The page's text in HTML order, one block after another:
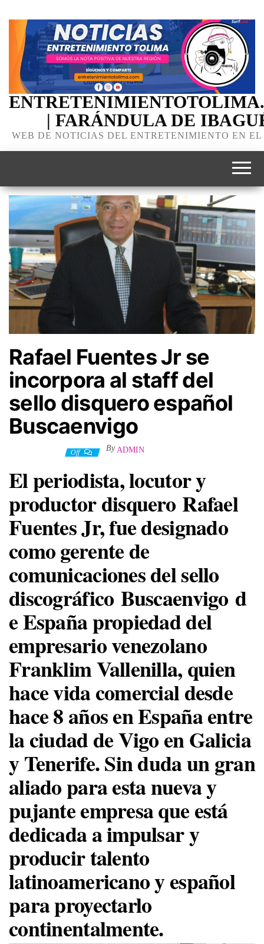
| FARÁNDULA DE
WEB DE NOTICIAS DEL ENTRETENIMIENTO EN
Rafael Fuentes Jr se
incorpora al staff del
sello disquero español
Buscaenvigo
Off By ADMIN
El periodista, locutor y
productor disquero Rafael
Fuentes Jr, fue designado
como gerente de
comunicaciones del sello
discográfico Buscaenvigod
e España propiedad del
empresario venezolano
Franklim Vallenilla, quien
hace vida comercial desde
hace 8 años en España entre
la ciudad de Vigo en Galicia
y Tenerife. Sin duda un gran
aliado para esta nueva y
pujante empresa que está
dedicada a impulsar y
producir talento
latinoamericano y español
para proyectarlo
continentalmente.